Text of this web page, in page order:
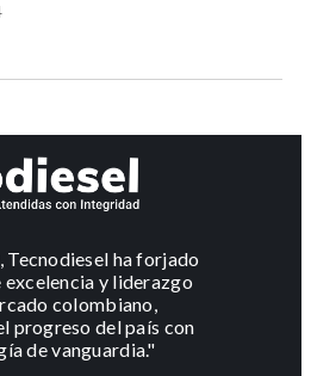
Tecnodiesel ha forjado
excelencia y liderazgo
colombiano,
progreso del país con
de vanguardia."